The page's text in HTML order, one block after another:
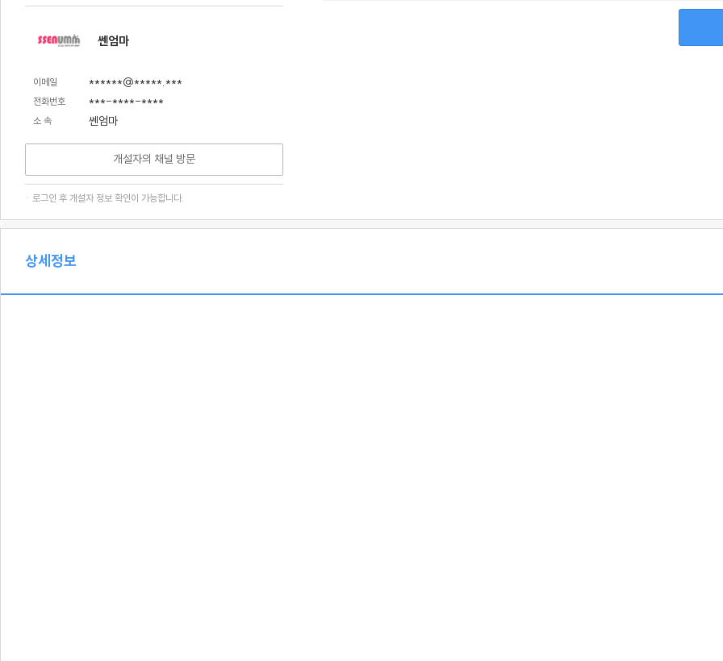
쎈엄마
이메일 ******@*****.***
전화번호 ***-****-****
소 속 쎈엄마
개설자의 채널 방문
· 로그인 후 개설자 정보 확인이 가능합니다.
상세정보